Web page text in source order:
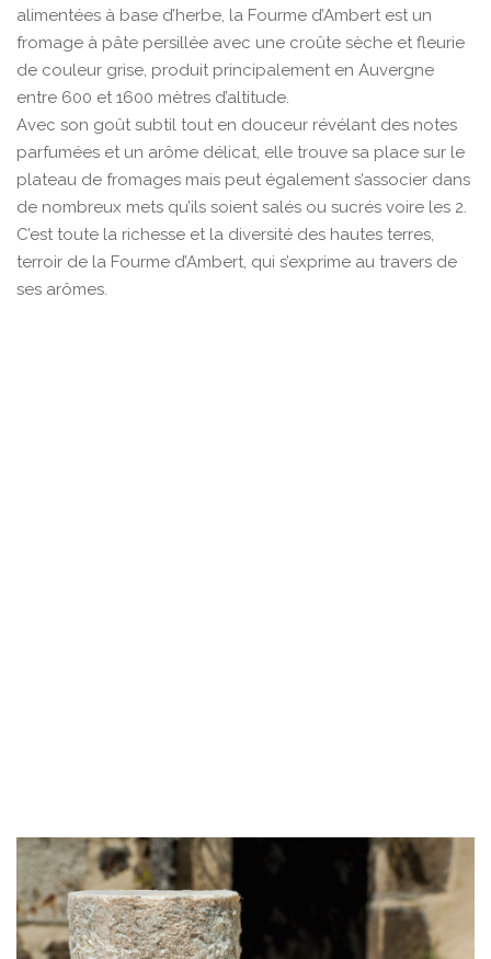
alimentées à base d’herbe, la Fourme d’Ambert est un
fromage à pâte persillée avec une croûte sèche et fleurie
de couleur grise, produit principalement en Auvergne
entre 600 et 1600 mètres d’altitude.
Avec son goût subtil tout en douceur révélant des notes
parfumées et un arôme délicat, elle trouve sa place sur le
plateau de fromages mais peut également s’associer dans
de nombreux mets qu’ils soient salés ou sucrés voire les 2.
C’est toute la richesse et la diversité des hautes terres,
terroir de la Fourme d’Ambert, qui s’exprime au travers de
ses arômes.